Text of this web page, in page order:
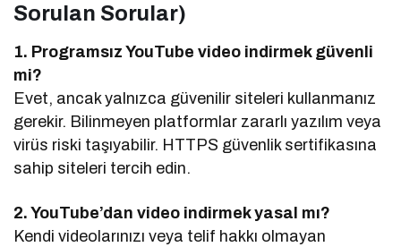
Sorulan Sorular)
1. Programsız YouTube video indirmek güvenli
mi?
Evet, ancak yalnızca güvenilir siteleri kullanmanız
gerekir. Bilinmeyen platformlar zararlı yazılım veya
virüs riski taşıyabilir. HTTPS güvenlik sertifikasına
sahip siteleri tercih edin.
2. YouTube’dan video indirmek yasal mı?
Kendi videolarınızı veya telif hakkı olmayan